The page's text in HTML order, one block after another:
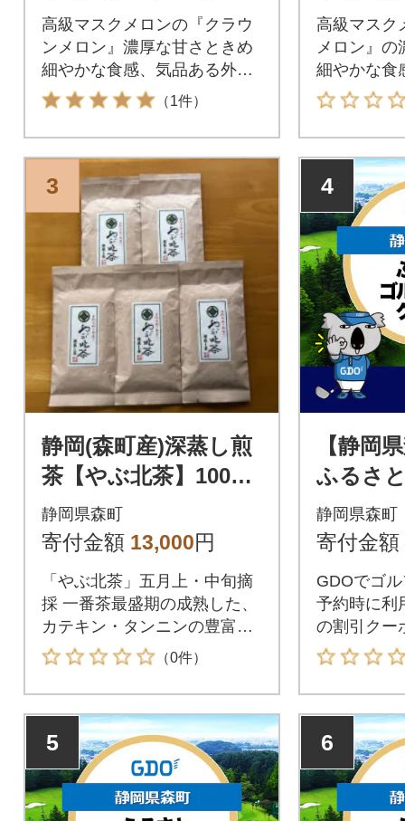
高級マスクメロンの『クラウ
ンメロン』濃厚な甘さときめ
細やかな食感、気品ある外観
をご堪能ください。
（1件）
高級マスク
メロン』の
細やかな食
い。
3
静岡(森町産)深蒸し煎
茶【やぶ北茶】100g×
5袋【森町SF】
静岡県森町
寄付金額 13,000円
「やぶ北茶」五月上・中旬摘
採 一番茶最盛期の成熟した、
カテキン・タンニンの豊富に
含まれたコクのあるお
（0件）
4
【静岡
ふるさ
ークー
分)
静岡県森町
寄付金額
GDOでゴ
予約時に利
の割引クー
森町が指定
用できます
5 6